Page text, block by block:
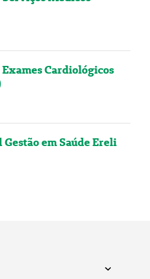
Cardiológicos
em Saúde Ereli